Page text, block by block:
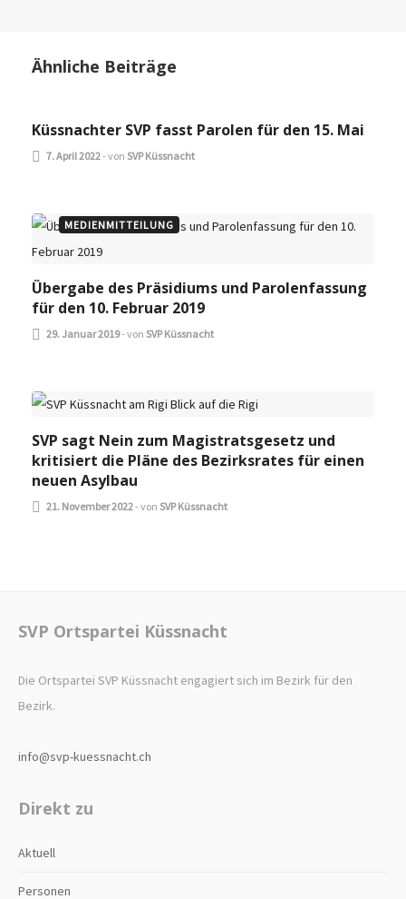
Ähnliche Beiträge
MEDIENMITTEILUNG
Küssnachter SVP fasst Parolen für den 15. Mai
7. April 2022- von SVP Küssnacht
MEDIENMITTEILUNG
Übergabe des Präsidiums und Parolenfassung
für den 10. Februar 2019
29. Januar 2019- von SVP Küssnacht
SVP sagt Nein zum Magistratsgesetz und
kritisiert die Pläne des Bezirksrates für einen
neuen Asylbau
21. November 2022- von SVP Küssnacht
SVP Ortspartei Küssnacht
Die Ortspartei SVP Küssnacht engagiert sich im Bezirk für den
Bezirk.
info@svp-kuessnacht.ch
Direkt zu
Aktuell
Personen